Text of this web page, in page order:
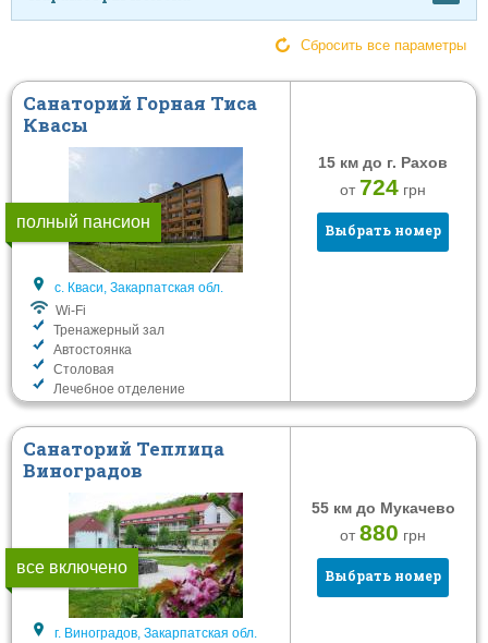
полный пансион
Санаторий Горная Тиса
Квасы
с. Кваси, Закарпатская обл.
Wi-Fi
Тренажерный зал
Автостоянка
Столовая
Лечебное отделение
15 км до г. Рахов
от 724 грн
Выбрать номер
все включено
Санаторий Теплица
Виноградов
г. Виноградов, Закарпатская обл.
55 км до Мукачево
от880 грн
Выбрать номер
от
Тип заведения
Отель
Санаторий
Без питания
Завтрак
Полный пансион
Шведский стол
Собственный бювет
Сауна
Тренажерный зал
Детская комната
Сбросить все параметры